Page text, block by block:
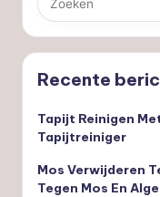
Recente
Tapijt Reinigen
Tapijtreiniger
Mos Verwijderen
Tegen Mos En